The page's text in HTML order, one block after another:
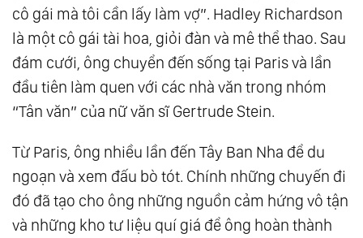
cô gái mà tôi cần lấy làm vợ”. Hadley Richardson
là một cô gái tài hoa, giỏi đàn và mê thể thao. Sau
đám cưới, ông chuyển đến sống tại Paris và lần
đầu tiên làm quen với các nhà văn trong nhóm
“Tân văn” của nữ văn sĩ Gertrude Stein.
Từ Paris, ông nhiều lần đến Tây Ban Nha để du
ngoạn và xem đấu bò tót. Chính những chuyến đi
đó đã tạo cho ông những nguồn cảm hứng vô tận
và những kho tư liệu quí giá để ông hoàn thành